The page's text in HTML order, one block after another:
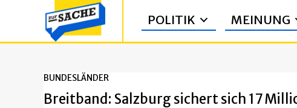
POLITIK MEINUNG
BUNDESLÄNDER
Breitband: Salzburg sichert sich 17